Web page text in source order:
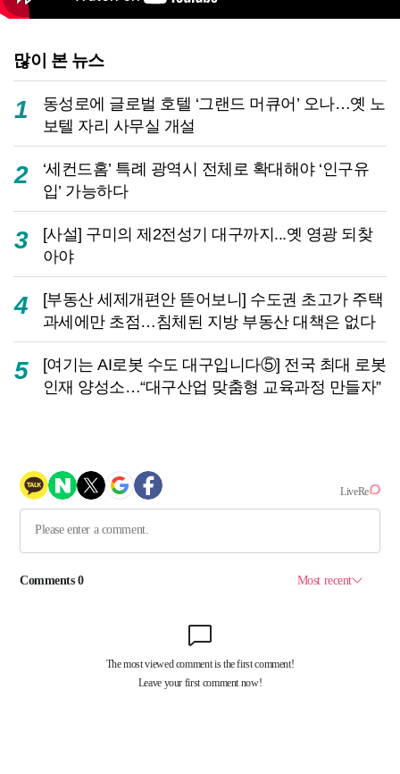
많이 본 뉴스
1
동성로에 글로벌 호텔 ‘그랜드 머큐어’ 오나…옛 노
보텔 자리 사무실 개설
2
‘세컨드홈’ 특례 광역시 전체로 확대해야 ‘인구유
입’ 가능하다
3
[사설] 구미의 제2전성기 대구까지...옛 영광 되찾
아야
4
[부동산 세제개편안 뜯어보니] 수도권 초고가 주택
과세에만 초점…침체된 지방 부동산 대책은 없다
5
[여기는 AI로봇 수도 대구입니다⑤] 전국 최대 로봇
인재 양성소…“대구산업 맞춤형 교육과정 만들자”